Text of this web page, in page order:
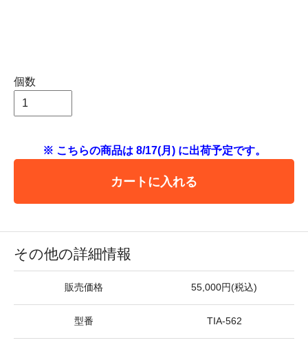
個数
※ こちらの商品は 8/17(月) に出荷予定です。
カートに入れる
その他の詳細情報
販売価格 55,000円(税込)
型番 TIA-562